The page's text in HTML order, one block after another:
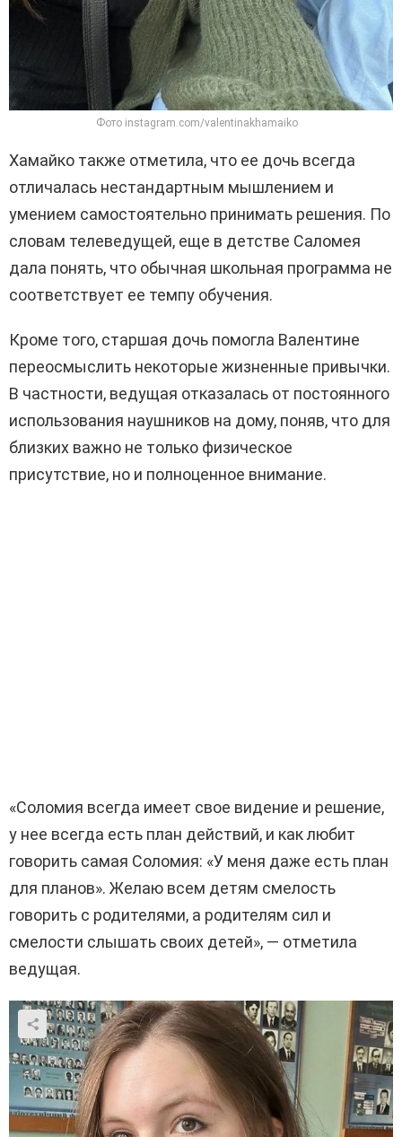
Фото instagram.com/valentinakhamaiko
Хамайко также отметила, что ее дочь всегда
отличалась нестандартным мышлением и
умением самостоятельно принимать решения. По
словам телеведущей, еще в детстве Саломея
дала понять, что обычная школьная программа не
соответствует ее темпу обучения.
Кроме того, старшая дочь помогла Валентине
переосмыслить некоторые жизненные привычки.
В частности, ведущая отказалась от постоянного
использования наушников на дому, поняв, что для
близких важно не только физическое
присутствие, но и полноценное внимание.
«Соломия всегда имеет свое видение и решение,
у нее всегда есть план действий, и как любит
говорить самая Соломия: «У меня даже есть план
для планов». Желаю всем детям смелость
говорить с родителями, а родителям сил и
смелости слышать своих детей», — отметила
ведущая.